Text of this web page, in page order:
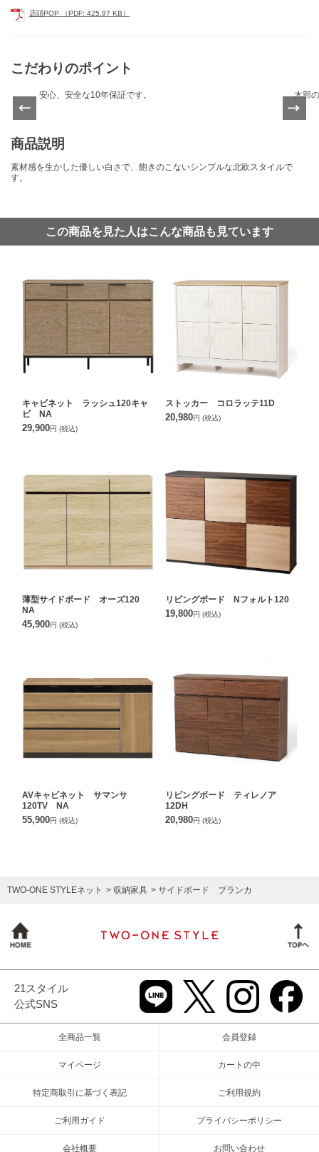
店頭POP （PDF: 425.97 KB）
こだわりのポイント
Previ
ous
安心、安全な10年保証です。 木部
Next
商品説明
素材感を生かした優しい白さで、飽きのこないシンプルな北欧スタイルで
す。
この商品を見た人はこんな商品も見ています
キャビネット ラッシュ120キャ
ビ NA
29,900円 (税込)
ストッカー コロラッテ11D
20,980円 (税込)
薄型サイドボード オーズ120
NA
45,900円 (税込)
リビングボード Nフォルト120
19,800円 (税込)
AVキャビネット サマンサ
120TV NA
55,900円 (税込)
リビングボード ティレノア
12DH
20,980円 (税込)
TWO-ONE STYLEネット 収納家具 サイドボード ブランカ
21スタイル
公式SNS
全商品一覧 会員登録
マイページ カートの中
特定商取引に基づく表記 ご利用規約
ご利用ガイド プライバシーポリシー
会社概要 お問い合わせ